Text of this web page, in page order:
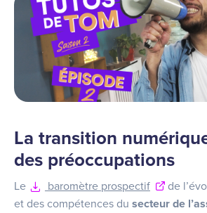
La transition
des préoccupations
Le baromètre prospectif
de
et des compétences du secteur de